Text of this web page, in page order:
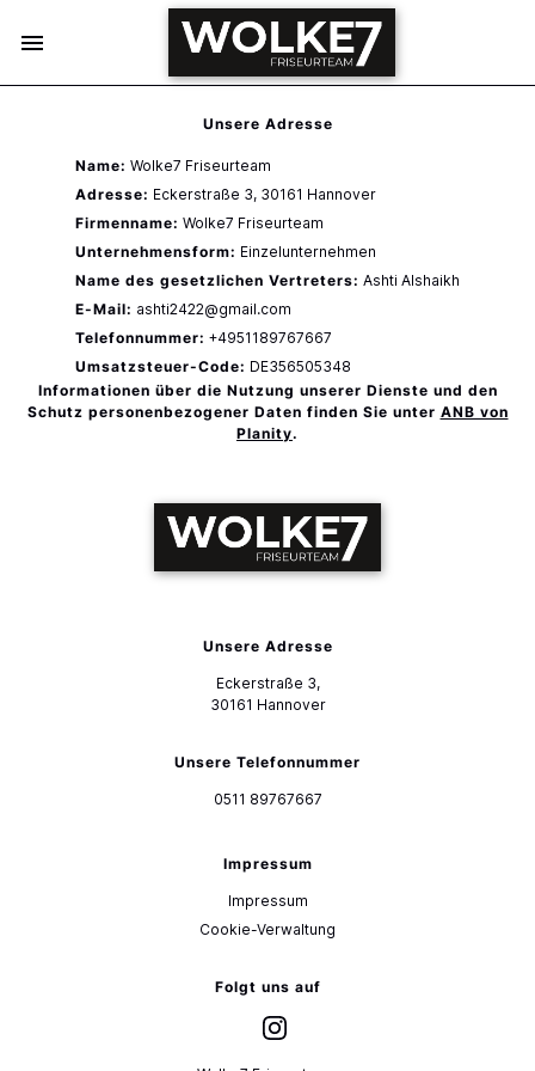
Unsere Adresse
Name: Wolke7 Friseurteam
Adresse: Eckerstraße 3, 30161 Hannover
Firmenname: Wolke7 Friseurteam
Unternehmensform: Einzelunternehmen
Name des gesetzlichen Vertreters: Ashti Alshaikh
E-Mail: ashti2422@gmail.com
Telefonnummer: +4951189767667
Umsatzsteuer-Code: DE356505348
Informationen über die Nutzung unserer Dienste und den
Schutz personenbezogener Daten finden Sie unter ANB von
Planity.
Unsere Adresse
Eckerstraße 3,
30161 Hannover
Unsere Telefonnummer
0511 89767667
Impressum
Impressum
Cookie-Verwaltung
Folgt uns auf